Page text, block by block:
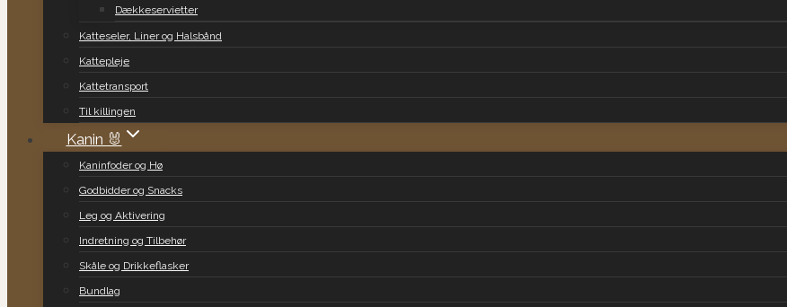
Dækkeservietter
Katteseler, Liner og Halsbånd
Kattepleje
Kattetransport
Til killingen
Kanin 🐰
Kaninfoder og Hø
Godbidder og Snacks
Leg og Aktivering
Indretning og Tilbehør
Skåle og Drikkeflasker
Bundlag